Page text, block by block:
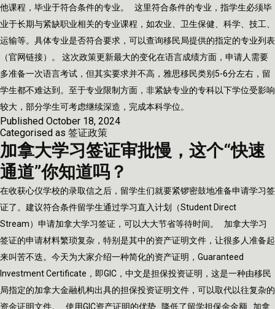
他课程，毕业于符合条件的专业。 这里符合条件的专业，指学生必须毕
业于长期与紧缺职业相关的专业课程，如农业、卫生保健、科学、技工、
运输等。具体专业是否符合要求，可以查询移民局提供的指定的专业列表
（官网链接）。 这次政策更新最大的变化在语言成绩方面，申请人需要
多准备一次语言考试，但其实要求并不高，雅思移民类别5-6分左右，留
学生都不难达到。至于专业限制方面，非紧缺专业的专科以下学位受影响
较大，部分学生可考虑继续深造，完成本科学位。
Published October 18, 2024
Categorised as 签证政策
加拿大学习签证审批慢，这个“快速
通道”你知道吗？
在收获心仪学校的录取信之后，留学生们就要紧锣密鼓地准备申请学习签
证了。建议符合条件留学生通过学习直入计划（Student Direct
Stream）申请加拿大学习签证，可以大大节省等待时间。 加拿大学习
签证的申请材料繁琐复杂，特别是其中的资产证明文件，让很多人准备起
来叫苦不迭。今天为大家介绍一种简化的资产证明，Guaranteed
Investment Certificate，即GIC，中文是担保投资证明，这是一种由移民
局指定的加拿大金融机构出具的担保投资证明文件，可以取代以往复杂的
资金证明文件。 使用GIC资产证明的优势 降低了留学担保金金额 加拿